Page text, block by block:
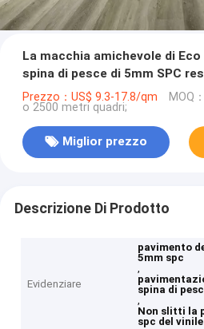
La macchia amichevole di
spina di pesce di 5mm SPC
GKBM FT-W29170-4
Prezzo：US$ 9.3-17.8/qm MOQ
o 2500 metri quadri;
Miglior prezzo
Descrizione Di Prodotto
Evidenziare
pavimento
5mm spc
,
spina di
,
Non slitti la
spc del vinile